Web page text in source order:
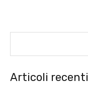
Articoli recenti